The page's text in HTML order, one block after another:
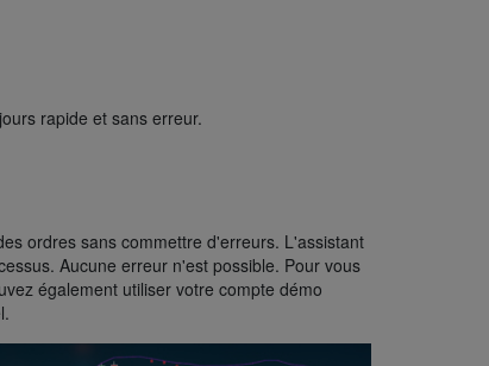
rapide et sans erreur.
ordres sans commettre d'erreurs. L'assistant
Aucune erreur n'est possible. Pour vous
également utiliser votre compte démo